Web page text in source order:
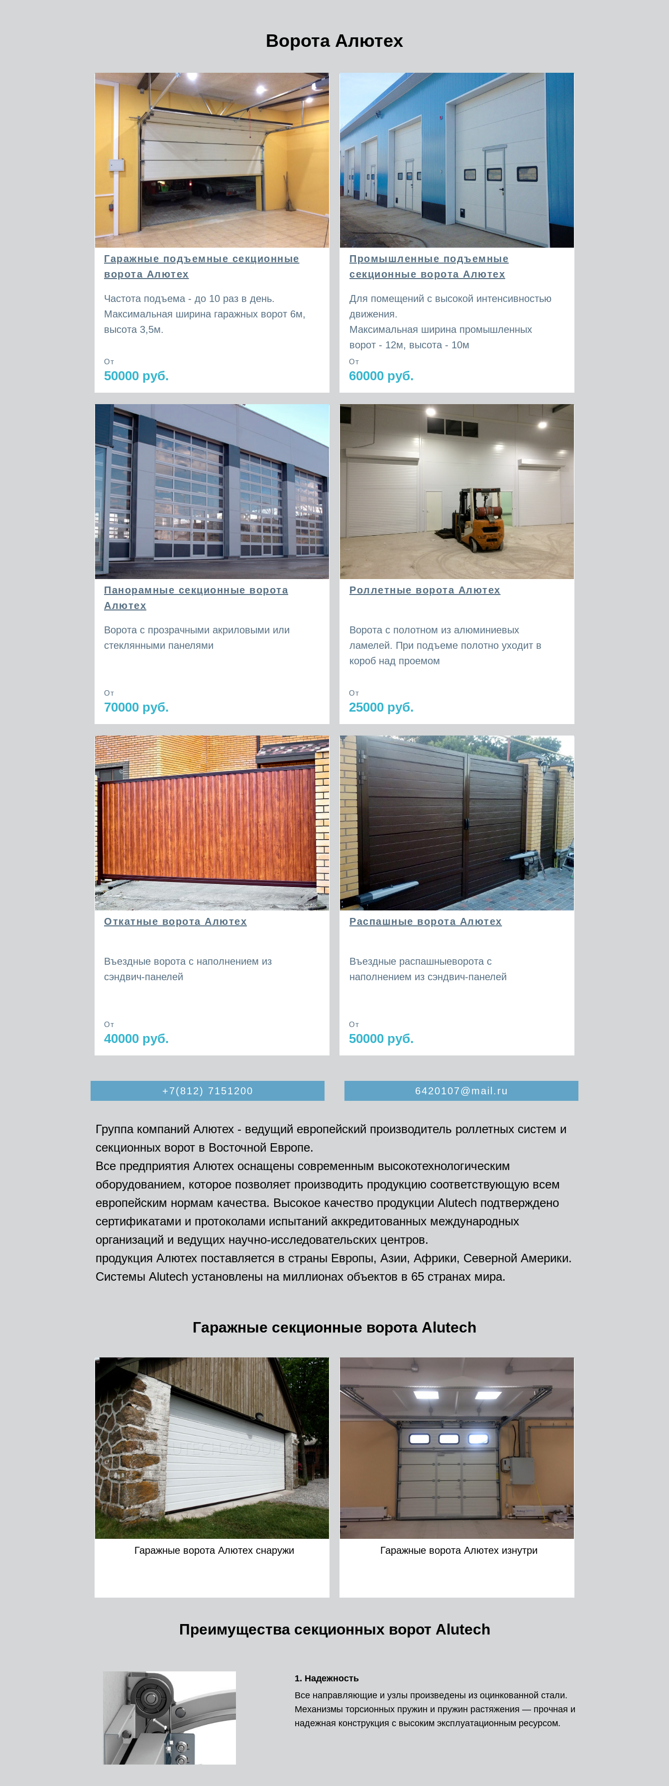
Ворота Алютех
50000 руб.
Гаражные подъемные секционные
ворота Алютех
Частота подъема - до 10 раз в день.
Максимальная ширина гаражных ворот 6м,
высота 3,5м.
Для помещений с высокой интенсивностью
движения.
Максимальная ширина промышленных
ворот - 12м, высота - 10м
От От
60000 руб.
Промышленные подъемные
секционные ворота Алютех
70000 руб.
Панорамные секционные ворота
Алютех
Ворота с прозрачными акриловыми или
стеклянными панелями
Ворота с полотном из алюминиевых
ламелей. При подъеме полотно уходит в
короб над проемом
От От
25000 руб.
Роллетные ворота Алютех
40000 руб.
Откатные ворота Алютех
Въездные ворота с наполнением из
сэндвич-панелей
Въездные распашныеворота с
наполнением из сэндвич-панелей
От От
50000 руб.
Распашные ворота Алютех
+7(812) 7151200 6420107@mail.ru
Группа компаний Алютех - ведущий европейский производитель роллетных систем и
секционных ворот в Восточной Европе.
Все предприятия Алютех оснащены современным высокотехнологическим
оборудованием, которое позволяет производить продукцию соответствующую всем
европейским нормам качества. Высокое качество продукции Alutech подтверждено
сертификатами и протоколами испытаний аккредитованных международных
организаций и ведущих научно-исследовательских центров.
продукция Алютех поставляется в страны Европы, Азии, Африки, Северной Америки.
Системы Alutech установлены на миллионах объектов в 65 странах мира.
Гаражные секционные ворота Alutech
Гаражные ворота Алютех снаружи Гаражные ворота Алютех изнутри
Преимущества секционных ворот Alutech
Все направляющие и узлы произведены из оцинкованной стали.
Механизмы торсионных пружин и пружин растяжения — прочная и
надежная конструкция с высоким эксплуатационным ресурсом.
1. Надежность